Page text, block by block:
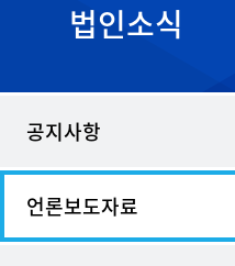
법인소식
공지사항
언론보도자료